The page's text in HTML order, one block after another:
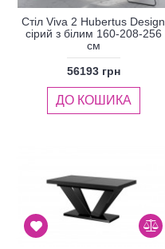
Стіл Viva 2 Hubertus Design
сірий з білим 160-208-256
см
56193 грн
ДО КОШИКА